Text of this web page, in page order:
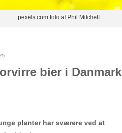
pexels.com foto af Phil Mitchell
bier i Danmark
planter har sværere ved at